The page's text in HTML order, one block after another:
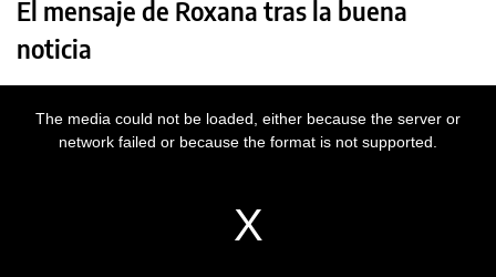
El mensaje de Roxana tras la buena
noticia